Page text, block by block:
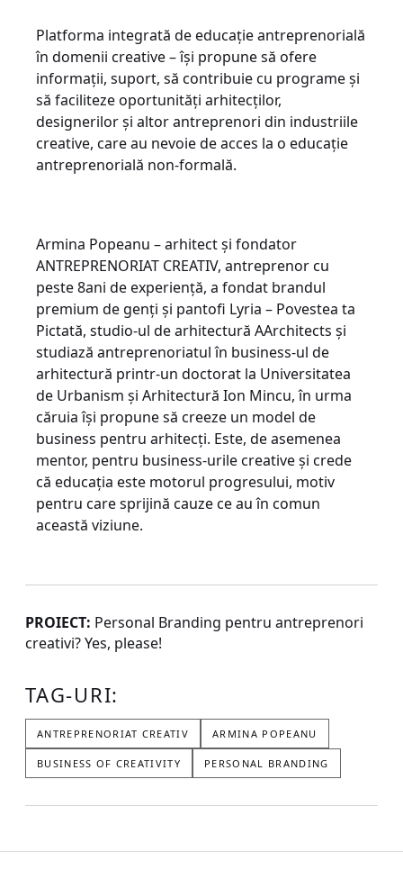
Platforma integrată de educație antreprenorială
în domenii creative – își propune să ofere
informații, suport, să contribuie cu programe și
să faciliteze oportunități arhitecților,
designerilor și altor antreprenori din industriile
creative, care au nevoie de acces la o educație
antreprenorială non-formală.
Armina Popeanu – arhitect și fondator
ANTREPRENORIAT CREATIV, antreprenor cu
peste 8ani de experiență, a fondat brandul
premium de genți și pantofi Lyria – Povestea ta
Pictată, studio-ul de arhitectură AArchitects și
studiază antreprenoriatul în business-ul de
arhitectură printr-un doctorat la Universitatea
de Urbanism și Arhitectură Ion Mincu, în urma
căruia își propune să creeze un model de
business pentru arhitecți. Este, de asemenea
mentor, pentru business-urile creative și crede
că educația este motorul progresului, motiv
pentru care sprijină cauze ce au în comun
această viziune.
PROIECT: Personal Branding pentru antreprenori
creativi? Yes, please!
TAG-URI:
ANTREPRENORIAT CREATIV ARMINA POPEANU
BUSINESS OF CREATIVITY PERSONAL BRANDING